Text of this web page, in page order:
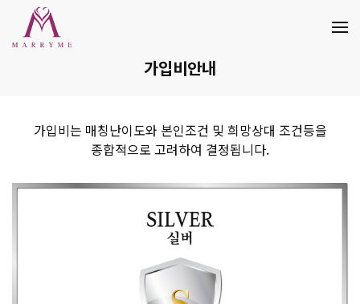
가입비안내
가입비는 매칭난이도와 본인조건 및 희망상대 조건등을
종합적으로 고려하여 결정됩니다.